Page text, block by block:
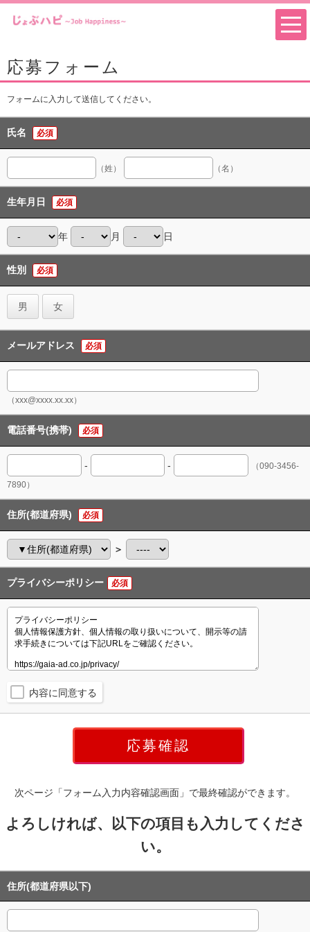
応募フォーム
フォームに入力して送信してください。
氏名 必須
（姓） （名）
生年月日 必須
年 月 日
性別 必須
男 女
メールアドレス 必須
（xxx@xxxx.xx.xx）
電話番号(携帯) 必須
- -
（090-3456-
7890）
住所(都道府県) 必須
＞
プライバシーポリシー 必須
内容に同意する
次ページ「フォーム入力内容確認画面」で最終確認ができます。
よろしければ、以下の項目も入力してくださ
い。
住所(都道府県以下)